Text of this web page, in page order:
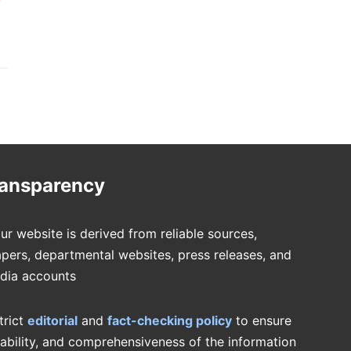
website is derived from reliable sources,
departmental websites, press releases, and
accounts
editorial and fact-checking policy to ensure
and comprehensiveness of the information